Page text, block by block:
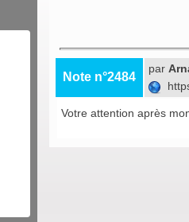
Note n°2484
par
Votre attention après